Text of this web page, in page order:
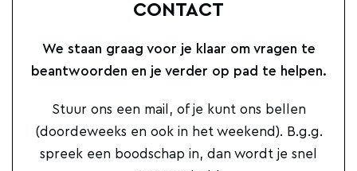
CONTACT
We staan graag voor je klaar om vragen te
beantwoorden en je verder op pad te helpen.
Stuur ons een mail, of je kunt ons bellen
(doordeweeks en ook in het weekend). B.g.g.
spreek een boodschap in, dan wordt je snel